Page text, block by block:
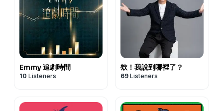
Emmy 追劇時間
10 Listeners
欸！我說到哪裡了？
69 Listeners